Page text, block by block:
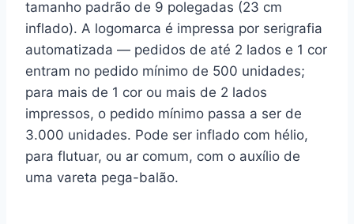
tamanho padrão de 9 polegadas (23 cm
inflado). A logomarca é impressa por serigrafia
automatizada — pedidos de até 2 lados e 1 cor
entram no pedido mínimo de 500 unidades;
para mais de 1 cor ou mais de 2 lados
impressos, o pedido mínimo passa a ser de
3.000 unidades. Pode ser inflado com hélio,
para flutuar, ou ar comum, com o auxílio de
uma vareta pega-balão.